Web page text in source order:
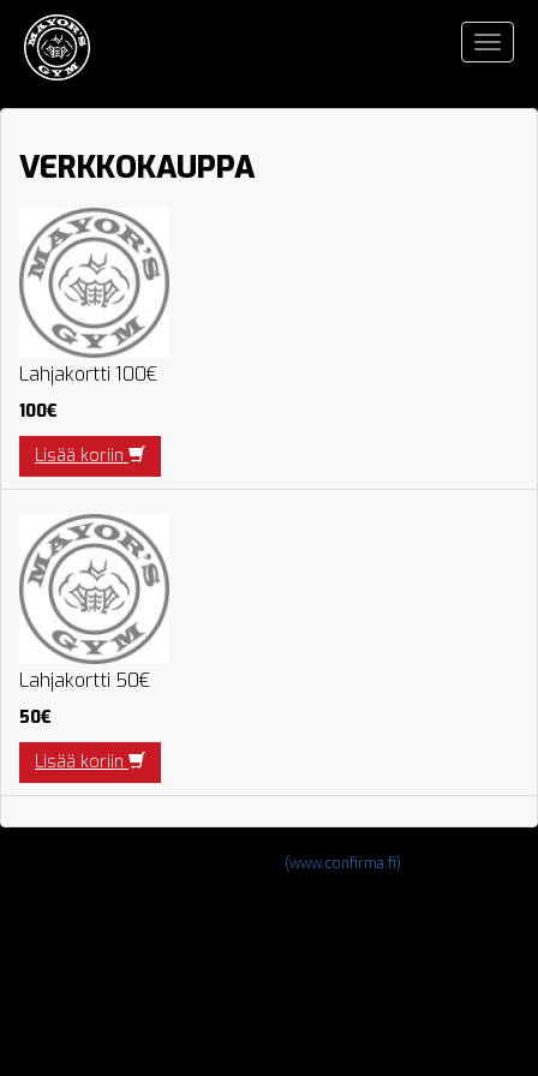
sisältöön
Toggle
VERKKOKAUPPA
Lahjakortti 100€
100€
Lisää koriin
Lahjakortti 50€
50€
Lisää koriin
(www.confirma.fi)